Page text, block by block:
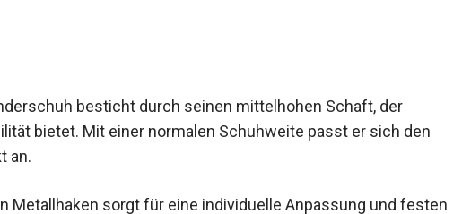
besticht durch seinen mittelhohen Schaft, der
bietet. Mit einer normalen Schuhweite passt er sich den
an.
Metallhaken sorgt für eine individuelle Anpassung und festen